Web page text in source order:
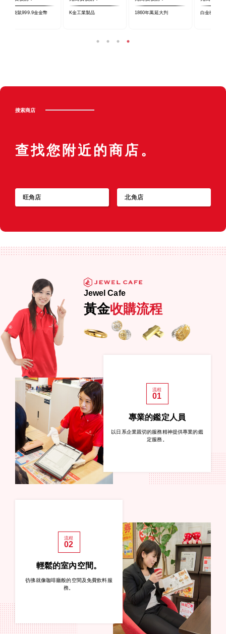
白金楓葉金幣 18K金白色戒指 K金碎鑽寶石戒指
搜索商店
查找您附近的商店。
旺角店 北角店
Jewel Cafe
黃金收購流程
流程
01
專業的鑑定人員
以日系企業親切的服務精神提供專業的鑑
定服務。
流程
02
輕鬆的室內空間。
彷彿就像咖啡廳般的空間及免費飲料服
務。